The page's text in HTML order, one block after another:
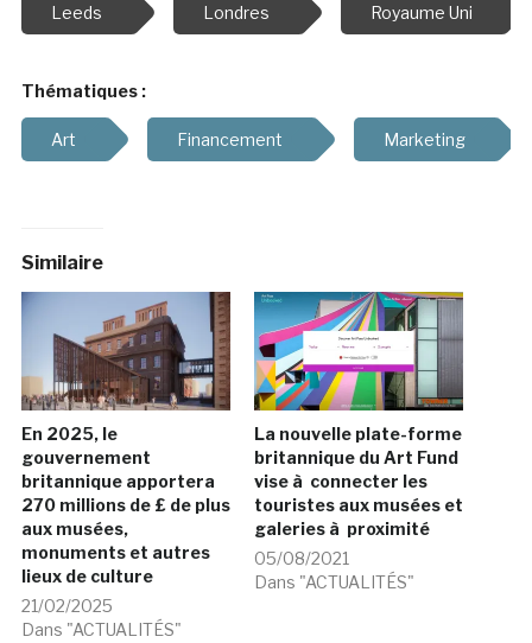
Leeds Londres Royaume Uni
Thématiques :
Art Financement Marketing
Similaire
En 2025, le
gouvernement
britannique apportera
270 millions de £ de plus
aux musées,
monuments et autres
lieux de culture
21/02/2025
Dans "ACTUALITÉS"
La nouvelle plate-forme
britannique du Art Fund
vise à connecter les
touristes aux musées et
galeries à proximité
05/08/2021
Dans "ACTUALITÉS"